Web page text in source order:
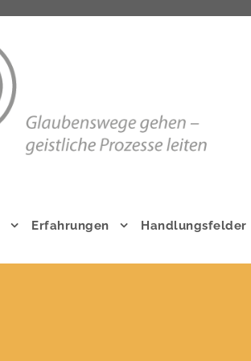
Erfahrungen Handlungsfelder